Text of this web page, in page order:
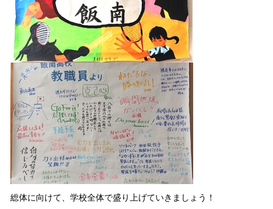
総体に向けて、学校全体で盛り上げていきましょう！